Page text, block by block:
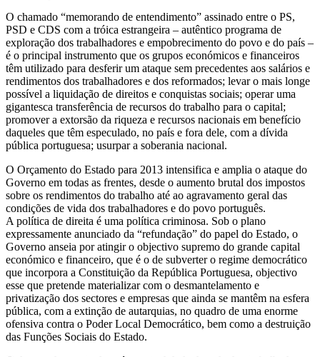
O chamado “memorando de entendimento” assinado entre o PS,
PSD e CDS com a tróica estrangeira – autêntico programa de
exploração dos trabalhadores e empobrecimento do povo e do país –
é o principal instrumento que os grupos económicos e financeiros
têm utilizado para desferir um ataque sem precedentes aos salários e
rendimentos dos trabalhadores e dos reformados; levar o mais longe
possível a liquidação de direitos e conquistas sociais; operar uma
gigantesca transferência de recursos do trabalho para o capital;
promover a extorsão da riqueza e recursos nacionais em benefício
daqueles que têm especulado, no país e fora dele, com a dívida
pública portuguesa; usurpar a soberania nacional.
O Orçamento do Estado para 2013 intensifica e amplia o ataque do
Governo em todas as frentes, desde o aumento brutal dos impostos
sobre os rendimentos do trabalho até ao agravamento geral das
condições de vida dos trabalhadores e do povo português.
A política de direita é uma política criminosa. Sob o plano
expressamente anunciado da “refundação” do papel do Estado, o
Governo anseia por atingir o objectivo supremo do grande capital
económico e financeiro, que é o de subverter o regime democrático
que incorpora a Constituição da República Portuguesa, objectivo
esse que pretende materializar com o desmantelamento e
privatização dos sectores e empresas que ainda se mantêm na esfera
pública, com a extinção de autarquias, no quadro de uma enorme
ofensiva contra o Poder Local Democrático, bem como a destruição
das Funções Sociais do Estado.